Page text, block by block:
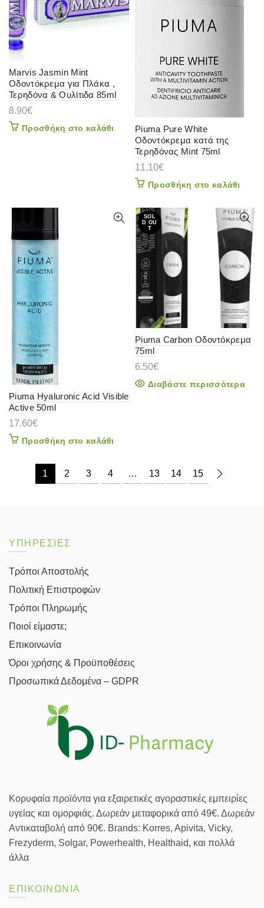
Marvis Jasmin Mint
Οδοντόκρεμα για Πλάκα ,
Τερηδόνα & Ουλίτιδα 85ml
8.90€
Προσθήκη στο καλάθι
Piuma Pure White
Οδοντόκρεμα κατά της
Τερηδόνας Mint 75ml
11.10€
Προσθήκη στο καλάθι
Piuma Hyaluronic Acid Visible
Active 50ml
17.60€
Προσθήκη στο καλάθι
SOL
D OU
T
Piuma Carbon Οδοντόκρεμα
75ml
6.50€
Διαβάστε περισσότερα
1 2 3 4 … 13 14 15
ΥΠΗΡΕΣΙΕΣ
Τρόποι Αποστολής
Πολιτική Επιστροφών
Τρόποι Πληρωμής
Ποιοί είμαστε;
Επικοινωνία
Όροι χρήσης & Προϋποθέσεις
Προσωπικά Δεδομένα – GDPR
Κορυφαία προϊόντα για εξαιρετικές αγοραστικές εμπειρίες
υγείας και ομορφιάς. Δωρεάν μεταφορικά από 49€. Δωρεάν
Αντικαταβολή από 90€. Brands: Korres, Apivita, Vicky,
Frezyderm, Solgar, Powerhealth, Healthaid, και πολλά
άλλα
ΕΠΙΚΟΙΝΩΝΙΑ